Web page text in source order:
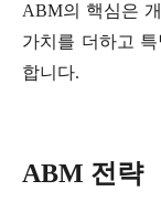
ABM의 핵심은
가치를 더하고
합니다.
ABM 전략